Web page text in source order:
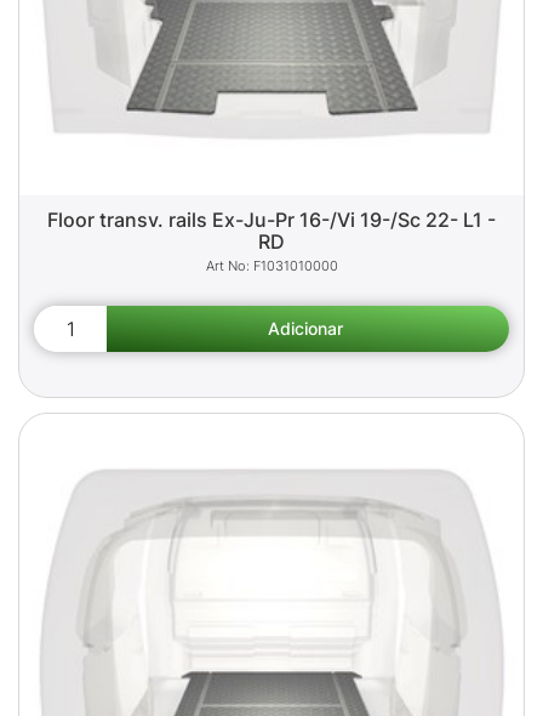
Floor transv. rails Ex-Ju-Pr 16-/Vi 19-/Sc 22- L1 -
RD
F1031010000